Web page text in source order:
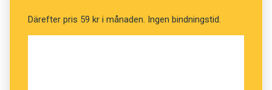
Därefter pris 59 kr i månaden. Ingen bindningstid.